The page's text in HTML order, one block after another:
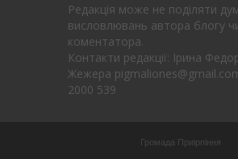
Редакція може не поділяти
висловлювань автора блогу
коментатора.
Контакти редакції: Ірина
Жежера
2000 539
Громада Приірпіння